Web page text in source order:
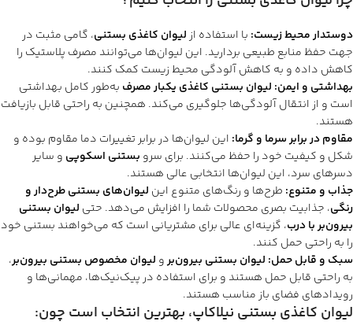
دوستدار محیط زیست: با استفاده از لیوان کاغذی بستنی، گامی مثبت در
جهت حفظ منابع طبیعی بردارید. این لیوان‌ها می‌توانند مصرف پلاستیک را
کاهش داده و به کاهش آلودگی محیط زیست کمک کنند.
بهداشتی و ایمن: لیوان بستنی کاغذی یکبار مصرف به‌طور کامل بهداشتی
است و از انتقال آلودگی‌ها جلوگیری می‌کند. همچنین به راحتی قابل بازیافت
هستند.
مقاوم در برابر سرما و گرما: این لیوان‌ها در برابر تغییرات دما مقاوم بوده و
شکل و کیفیت خود را حفظ می‌کنند. برای سرو بستنی اسکوپی و سایر
دسرهای سرد، این لیوان‌ها انتخابی عالی هستند.
جذاب و متنوع: طرح‌ها و رنگ‌های متنوع این لیوان‌های بستنی طرح‌دار و
رنگی، جذابیت بصری محصولات شما را افزایش می‌دهد. حتی لیوان بستنی
بیرون‌بر با درب، گزینه‌ای عالی برای مشتریانی است که می‌خواهند بستنی خود
را به راحتی حمل کنند.
سبک و قابل حمل: لیوان بستنی بیرون‌برو لیوان مخصوص بستنی بیرون‌بر،
به راحتی قابل حمل هستند و برای استفاده در پیک‌نیک‌ها، مهمانی‌ها و
رویدادهای فضای باز مناسب هستند.
لیوان کاغذی بستنی نیلاکاپ، بهترین انتخاب است چون: